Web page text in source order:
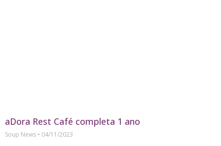
aDora Rest Café completa 1 ano
Soup News 04/11/2023